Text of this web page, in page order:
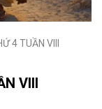
4 TUẦN VIII
VIII